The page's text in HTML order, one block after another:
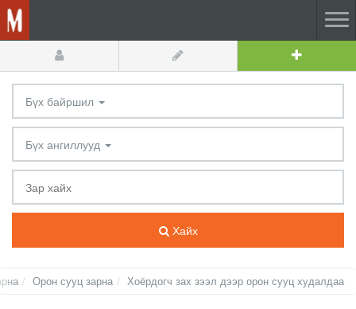
Бүх байршил
Бүх ангиллууд
Хайх
Орон сууц зарна Хоёрдогч зах зээл дээр орон сууц худалдаа